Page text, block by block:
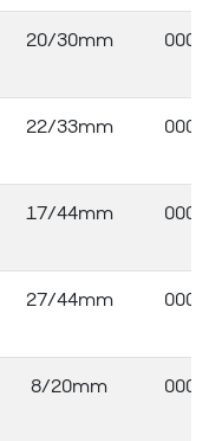
20/30mm
22/33mm
17/44mm
27/44mm
8/20mm